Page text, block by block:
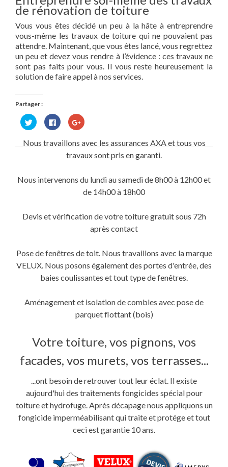
de rénovation de toiture
Vous vous êtes décidé un peu à la hâte à entreprendre
vous-même les travaux de toiture qui ne pouvaient pas
attendre. Maintenant, que vous êtes lancé, vous regrettez
un peu et devez vous rendre à l’évidence : ces travaux ne
sont pas faits pour vous. Il vous reste heureusement la
solution de faire appel à nos services.
Partager :
Cliquez
pour
partager
Twitter(ouvre
Cliquez
pour
partager
sur
Facebook(ouvre
dans
une
Cliquez
pour
Google+
dans
fenêtre)
Nous travaillons avec les assurances AXA et tous vos
travaux sont pris en garanti.
Nous intervenons du lundi au samedi de 8h00 à 12h00 et
de 14h00 à 18h00
Devis et vérification de votre toiture gratuit sous 72h
après contact
Pose de fenêtres de toit. Nous travaillons avec la marque
VELUX. Nous posons également des portes d'entrée, des
baies coulissantes et tout type de fenêtres.
Aménagement et isolation de combles avec pose de
parquet flottant (bois)
Votre toiture, vos pignons, vos
facades, vos murets, vos terrasses...
...ont besoin de retrouver tout leur éclat. Il existe
aujourd'hui des traitements fongicides spécial pour
toiture et hydrofuge. Après décapage nous appliquons un
fongicide imperméabilisant qui traite et protége et tout
ceci est garantie 10 ans.